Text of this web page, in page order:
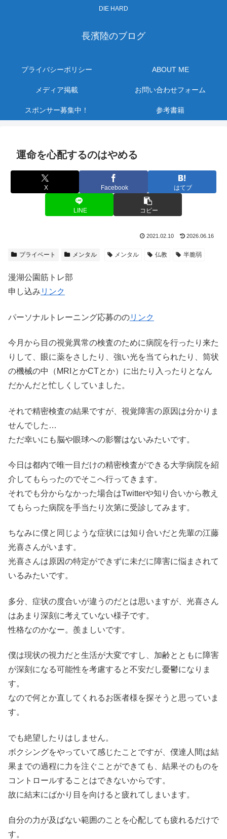
DIE HARD
長濱陸のブログ
プライバシーポリシー ABOUT ME
メディア掲載 お問い合わせフォーム
スポンサー募集中！ 参考書籍
運命を心配するのはやめる
X Facebook はてブ
LINE コピー
2021.02.10 2026.06.16
プライベート メンタル メンタル 仏教 半脆弱
漫湖公園筋トレ部
申し込み リンク
パーソナルトレーニング応募ののリンク
今月から目の視覚異常の検査のために病院を行ったり来た
りして、眼に薬をさしたり、強い光を当てられたり、筒状
の機械の中（MRIとかCTとか）に出たり入ったりとなん
だかんだと忙しくしていました。
それで精密検査の結果ですが、視覚障害の原因は分かりま
せんでした…
ただ幸いにも脳や眼球への影響はないみたいです。
今日は都内で唯一目だけの精密検査ができる大学病院を紹
介してもらったのでそこへ行ってきます。
それでも分からなかった場合はTwitterや知り合いから教え
てもらった病院を手当たり次第に受診してみます。
ちなみに僕と同じような症状には知り合いだと先輩の江藤
光喜さんがいます。
光喜さんは原因の特定ができずに未だに障害に悩まされて
いるみたいです。
多分、症状の度合いが違うのだとは思いますが、光喜さん
はあまり深刻に考えていない様子です。
性格なのかなー。羨ましいです。
僕は現状の視力だと生活が大変ですし、加齢とともに障害
が深刻になる可能性を考慮すると不安だし憂鬱になりま
す。
なので何とか直してくれるお医者様を探そうと思っていま
す。
でも絶望したりはしません。
ボクシングをやっていて感じたことですが、僕達人間は結
果までの過程に力を注ぐことができても、結果そのものを
コントロールすることはできないからです。
故に結末にばかり目を向けると疲れてしまいます。
自分の力が及ばない範囲のことを心配しても疲れるだけで
す。